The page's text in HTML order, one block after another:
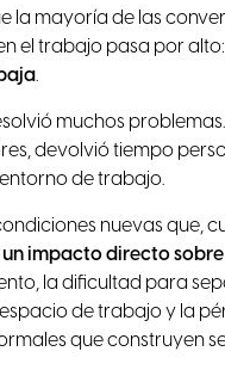
la mayoría de las
el trabajo pasa por alto:
.
muchos
devolvió tiempo
de trabajo.
nuevas que,
impacto directo sobre
la dificultad para
de trabajo y la
que construyen